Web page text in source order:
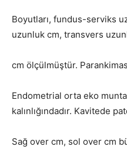
Boyutları, fundus-serviks
uzunluk cm, transvers
cm ölçülmüştür.
Endometrial orta eko
kalınlığındadır. Kavitede
Sağ over cm, sol over cm